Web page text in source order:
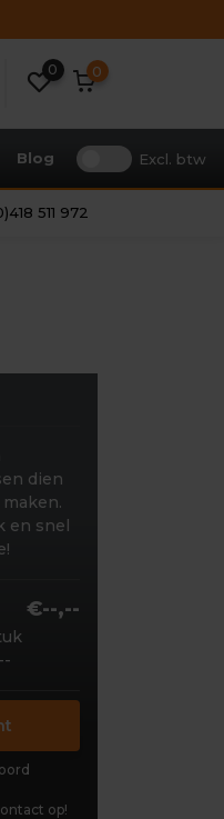
0 0
Blog Excl. btw
511 972
dien
en snel
€--,--
op!